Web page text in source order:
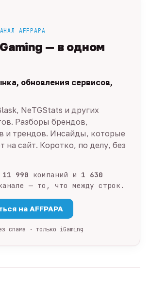
AFFPAPA
— в одном
обновления сервисов,
NeTGStats и других
Разборы брендов,
и трендов. Инсайды, которые
на сайт. Коротко, по делу, без
11 990 компаний и 1 630
— то, что между строк.
на AFFPAPA
спама · только iGaming